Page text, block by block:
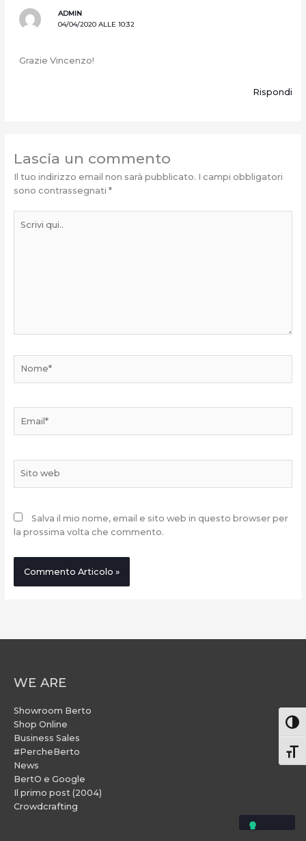
ADMIN
04/04/2020 ALLE 10:32
Grazie Vincenzo!
Rispondi
Lascia un commento
Il tuo indirizzo email non sarà pubblicato. I campi obbligatori
sono contrassegnati *
qui..
web
Salva il mio nome, email e sito web in questo browser per
la prossima volta che commento.
WE ARE
Showroom Berto
Shop Online
Business Sales
#PercheBerto
News
BertO e Google
Il primo post (2004)
Crowdcrafting